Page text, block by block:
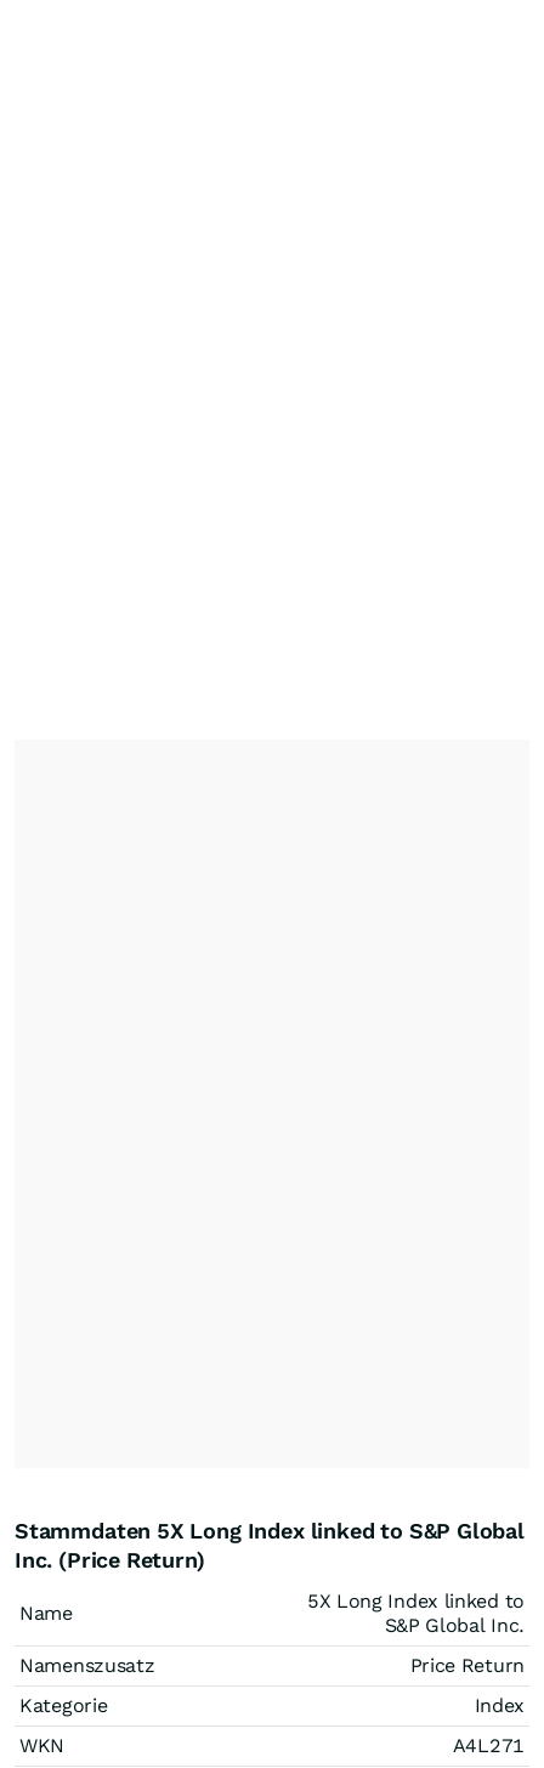
Stammdaten 5X Long Index linked to S&P Global
Inc. (Price Return)
Name
5X Long Index linked to
S&P Global Inc.
Namenszusatz
Price Return
Kategorie
Index
WKN
A4L271